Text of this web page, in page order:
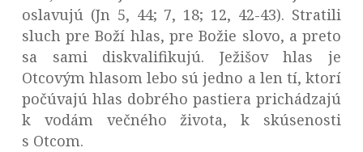
oslavujú (Jn 5, 44; 7, 18; 12, 42-43). Stratili
sluch pre Boží hlas, pre Božie slovo, a preto
sa sami diskvalifikujú. Ježišov hlas je
Otcovým hlasom lebo sú jedno a len tí, ktorí
počúvajú hlas dobrého pastiera prichádzajú
k vodám večného života, k skúsenosti
s Otcom.